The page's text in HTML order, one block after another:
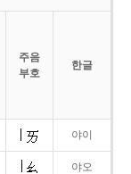
주음
부호
한글
야이
야오